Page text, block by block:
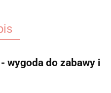
wygoda do zabawy i